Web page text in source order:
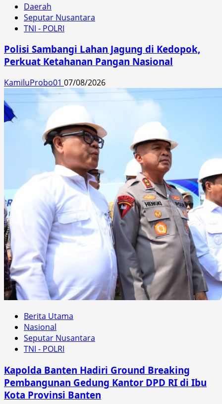
Daerah
Seputar Nusantara
TNI - POLRI
Polisi Sambangi Lahan Jagung di Kedopok,
Perkuat Ketahanan Pangan Nasional
KamiluProbo01 07/08/2026
Berita Utama
Nasional
Seputar Nusantara
TNI - POLRI
Kapolda Banten Hadiri Ground Breaking
Pembangunan Gedung Kantor DPD RI di Ibu
Kota Provinsi Banten